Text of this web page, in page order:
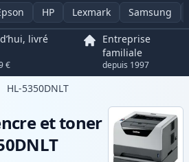
HP Lexmark Samsung
livré
€
Entreprise
familiale
depuis 1997
HL-5350DNLT
et toner